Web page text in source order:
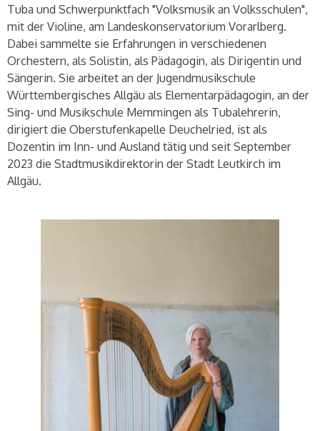
Tuba und Schwerpunktfach "Volksmusik an Volksschulen",
mit der Violine, am Landeskonservatorium Vorarlberg.
Dabei sammelte sie Erfahrungen in verschiedenen
Orchestern, als Solistin, als Pädagogin, als Dirigentin und
Sängerin. Sie arbeitet an der Jugendmusikschule
Württembergisches Allgäu als Elementarpädagogin, an der
Sing- und Musikschule Memmingen als Tubalehrerin,
dirigiert die Oberstufenkapelle Deuchelried, ist als
Dozentin im Inn- und Ausland tätig und seit September
2023 die Stadtmusikdirektorin der Stadt Leutkirch im
Allgäu.